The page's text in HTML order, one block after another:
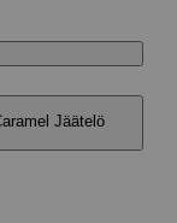
Jäätelö